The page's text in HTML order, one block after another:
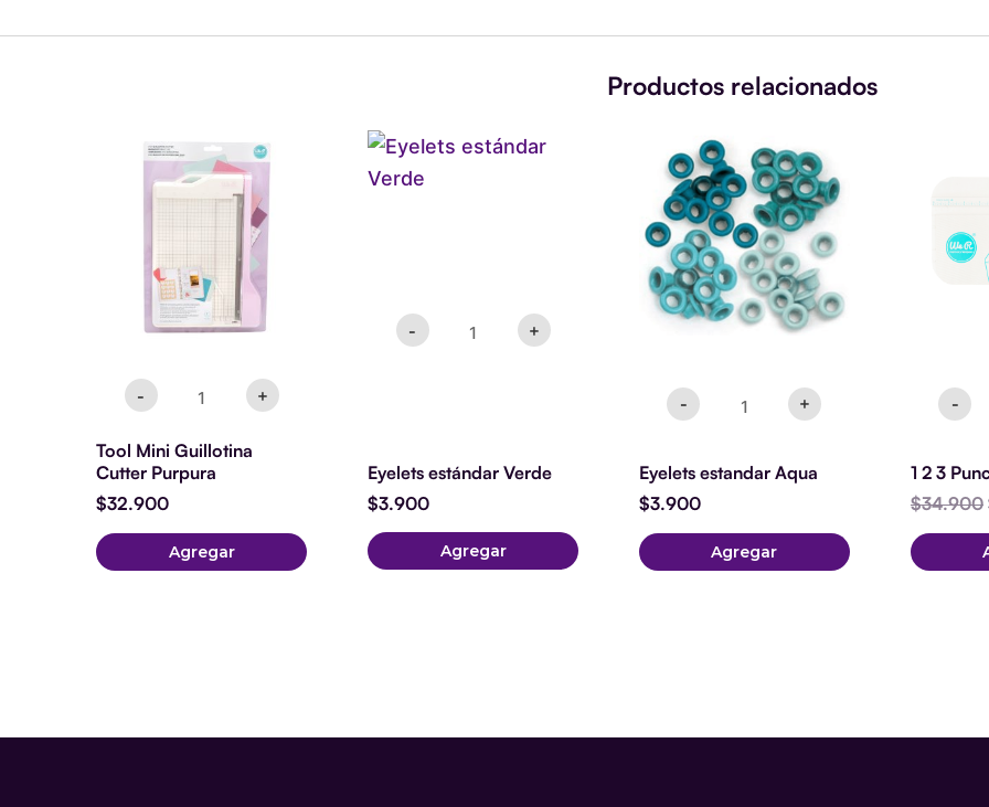
Productos relacionados
-
Mini
Guillotina
Cutter
Purpura
+
Tool Mini Guillotina
Cutter Purpura
$32.900
Agregar
-
estándar
+
Eyelets estándar Verde
$3.900
Agregar
-
estandar
Aqua
cantidad
+
Eyelets estandar Aqua
$3.900
Agregar
-
1 2 3
$34.900